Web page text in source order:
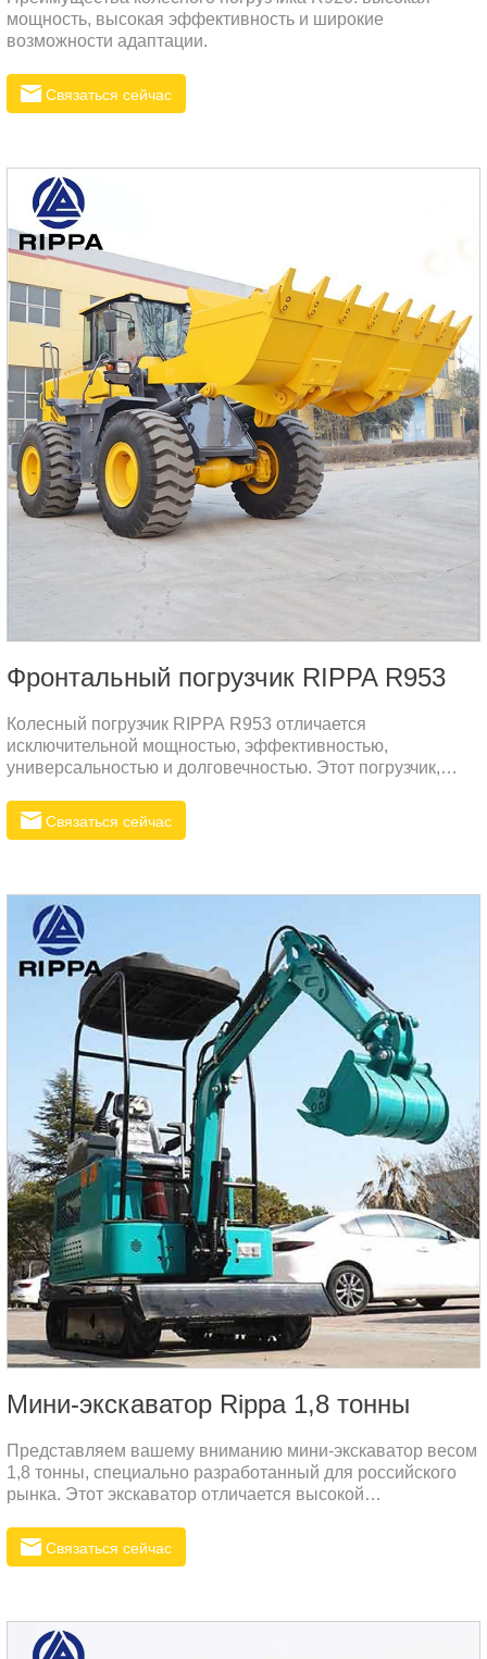
мощность, высокая эффективность и широкие
возможности адаптации.
Связаться сейчас
Фронтальный погрузчик RIPPA R953
Колесный погрузчик RIPPA R953 отличается
исключительной мощностью, эффективностью,
универсальностью и долговечностью. Этот погрузчик,
требования сложных строительных условий. Компактная
шарнирно-сочлененная конструкция упрощает
Связаться сейчас
Мини-экскаватор Rippa 1,8 тонны
Представляем вашему вниманию мини-экскаватор весом
1,8 тонны, специально разработанный для российского
рынка. Этот экскаватор отличается высокой
идеальным решением для различных строительных и
сельскохозяйственных задач. Компактные размеры и
пространствах.Технические
характеристикиПараметрЗначениеОбщий вес
Связаться сейчас